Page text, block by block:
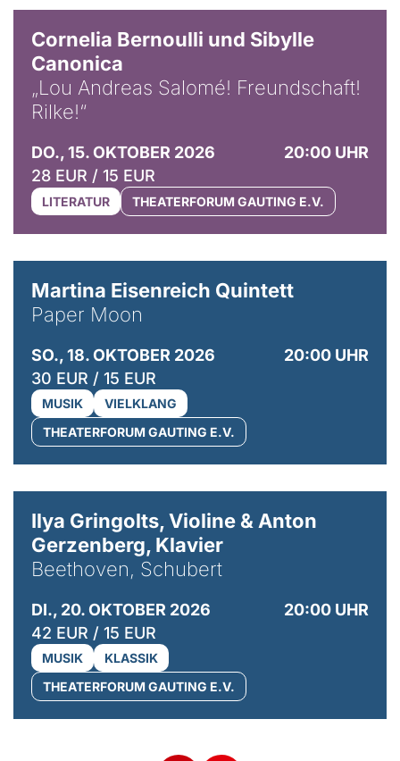
Cornelia Bernoulli und Sibylle
Canonica
„Lou Andreas Salomé! Freundschaft!
Rilke!“
DO., 15. OKTOBER 2026
20:00 UHR
28 EUR / 15 EUR
LITERATUR THEATERFORUM GAUTING E.V.
Martina Eisenreich Quintett
Paper Moon
SO., 18. OKTOBER 2026
20:00 UHR
30 EUR / 15 EUR
MUSIK
VIELKLANG
THEATERFORUM GAUTING E.V.
Ilya Gringolts, Violine & Anton
Gerzenberg, Klavier
Beethoven, Schubert
DI., 20. OKTOBER 2026
20:00 UHR
42 EUR / 15 EUR
MUSIK
KLASSIK
THEATERFORUM GAUTING E.V.